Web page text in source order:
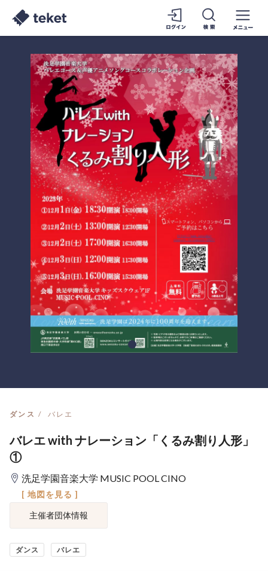
ダンス バレエ
バレエ with ナレーション「くるみ割り人形」
①
洗足学園音楽大学 MUSIC POOL CINO
[ 地図を見る ]
主催者団体情報
ダンス バレエ